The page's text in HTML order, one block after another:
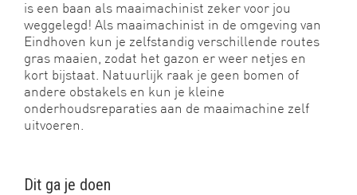
is een baan als maaimachinist zeker voor jou
weggelegd! Als maaimachinist in de omgeving van
Eindhoven kun je zelfstandig verschillende routes
gras maaien, zodat het gazon er weer netjes en
kort bijstaat. Natuurlijk raak je geen bomen of
andere obstakels en kun je kleine
onderhoudsreparaties aan de maaimachine zelf
uitvoeren.
Dit ga je doen